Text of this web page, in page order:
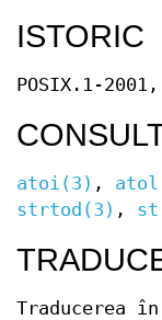
ISTORIC
POSIX.1-
atoi(3) ,
strtod(3) ,
Traducerea